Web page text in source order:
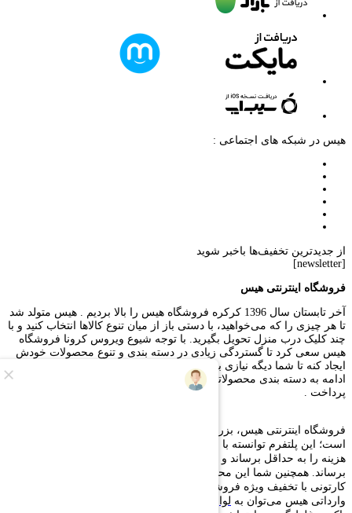
هیس در شبکه های اجتماعی :
از جدیدترین تخفیف‌ها باخبر شوید
[newsletter]
فروشگاه اینترنتی هیس
آخر تابستان سال 1396 کرکره فروشگاه هیس را بالا بردیم . هیس متولد شد
تا هر چیزی را که می‌خواهید، با دستی باز از میان تنوع کالاها انتخاب کنید و با
چند کلیک درب منزل تحویل بگیرید. با توجه شیوع ویروس کرونا فروشگاه
هیس سعی کرد تا گستردگی زیادی در دسته بندی و تنوع محصولات خودش
ایجاد کنه تا شما دیگه نیازی به بیرون رفتن از منزل رو نداشته باشید. در
ادامه به دسته بندی محصولاتی که فروشگاه هیس داره ارائه میکنه خواهیم
پرداخت .
فروشگاه اینترنتی هیس، بزرگ‌ترین وارد‌کننده و تولید‌کننده لوازم تحریر
است؛ این پلتفرم توانسته با حذف تمامی واسطه‌ها و واردات مستقیم،
هزینه را به حداقل برساند و محصولات را مستقیماً به دست مصرف‌کننده
برساند. همچنین شما این محصولات را می‌توانید به صورت عمده، رگلامی و
کارتونی با تخفیف ویژه فروشگاه هیس خریداری نمایید. از جمله محصولات
وارداتی هیس می‌توان به لوازم تحریر